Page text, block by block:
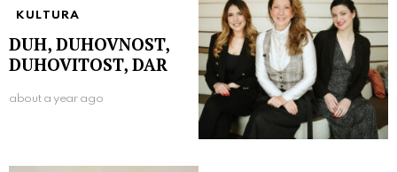
KULTURA
DUH, DUHOVNOST,
DUHOVITOST, DAR
about a year ago